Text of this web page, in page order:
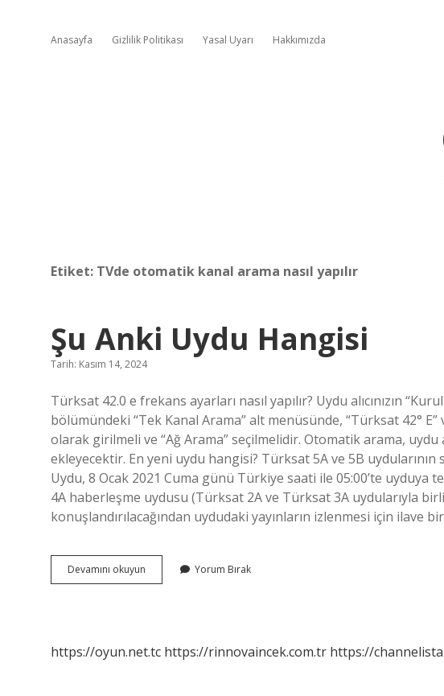
Anasayfa Gizlilik Politikası Yasal Uyarı Hakkımızda
Etiket: TVde otomatik kanal arama nasıl yapılır
Şu Anki Uydu Hangisi
Tarih: Kasım 14, 2024
Türksat 42.0 e frekans ayarları nasıl yapılır? Uydu alıcınızın
bölümündeki “Tek Kanal Arama” alt menüsünde, “Türksat 42°
olarak girilmeli ve “Ağ Arama” seçilmelidir. Otomatik arama, uydu
ekleyecektir. En yeni uydu hangisi? Türksat 5A ve 5B uydularının
Uydu, 8 Ocak 2021 Cuma günü Türkiye saati ile 05:00’te uyduya
4A haberleşme uydusu (Türksat 2A ve Türksat 3A uydularıyla
konuşlandırılacağından uydudaki yayınların izlenmesi için ilave
Devamını okuyun
Anki
Yorum Bırak
https://oyun.net.tc https://rinnovaincek.com.tr https://